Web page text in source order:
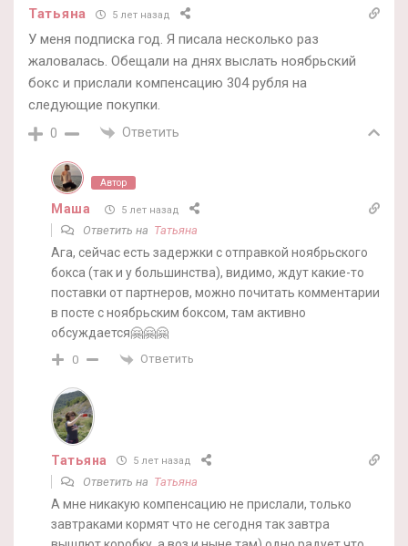
Татьяна 5 лет назад
У меня подписка год. Я писала несколько раз
жаловалась. Обещали на днях выслать ноябрьский
бокс и прислали компенсацию 304 рубля на
следующие покупки.
0 Ответить
Автор
Маша 5 лет назад
Ответить на Татьяна
Ага, сейчас есть задержки с отправкой ноябрьского
бокса (так и у большинства), видимо, ждут какие-то
поставки от партнеров, можно почитать комментарии
в посте с ноябрьским боксом, там активно
обсуждается🤗🤗🤗
0 Ответить
Татьяна 5 лет назад
Ответить на Татьяна
А мне никакую компенсацию не прислали, только
завтраками кормят что не сегодня так завтра